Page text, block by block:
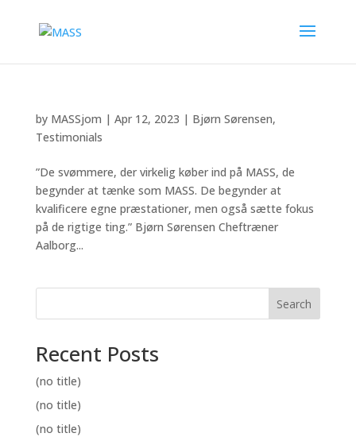
by MASSjom | Apr 12, 2023 | Bjørn Sørensen,
Testimonials
”De svømmere, der virkelig køber ind på MASS, de
begynder at tænke som MASS. De begynder at
kvalificere egne præstationer, men også sætte fokus
på de rigtige ting.” Bjørn Sørensen Cheftræner
Aalborg...
Search
Recent Posts
(no title)
(no title)
(no title)